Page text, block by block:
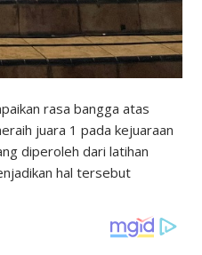
rasa bangga atas
juara 1 pada kejuaraan
diperoleh dari latihan
hal tersebut